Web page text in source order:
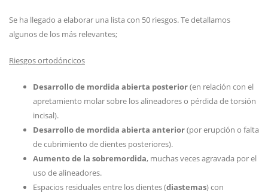
Se ha llegado a elaborar una lista con 50 riesgos. Te detallamos
algunos de los más relevantes;
Riesgos ortodóncicos
Desarrollo de mordida abierta posterior(en relación con el
apretamiento molar sobre los alineadores o pérdida de torsión
incisal).
Desarrollo de mordida abierta anterior(por erupción o falta
de cubrimiento de dientes posteriores).
Aumento de la sobremordida, muchas veces agravada por el
uso de alineadores.
Espacios residuales entre los dientes (diastemas) con